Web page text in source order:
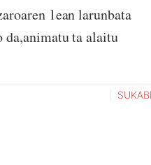
1ean larunbata
da,animatu ta alaitu
SUKABI